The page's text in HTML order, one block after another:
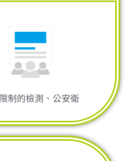
制的檢測、公安衛
在非破壞性檢測市場的
自動缺陷偵測及
動辨識法規限制的檢測